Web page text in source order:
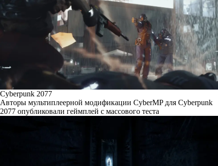
Cyberpunk 2077
Авторы мультиплеерной модификации CyberMP для Cyberpunk
2077 опубликовали геймплей с массового теста